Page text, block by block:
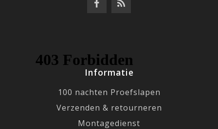
Informatie
100 nachten Proefslapen
Verzenden & retourneren
Montagedienst